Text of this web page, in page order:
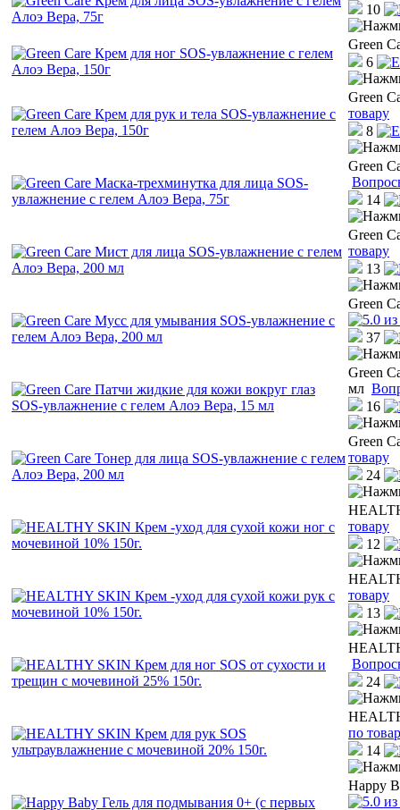
10
Green
6
Green
товару
8
Green
14
Green
товару
13
Green
37
Green
мл
16
Green
товару
24
товару
12
товару
13
24
по
14
Happy